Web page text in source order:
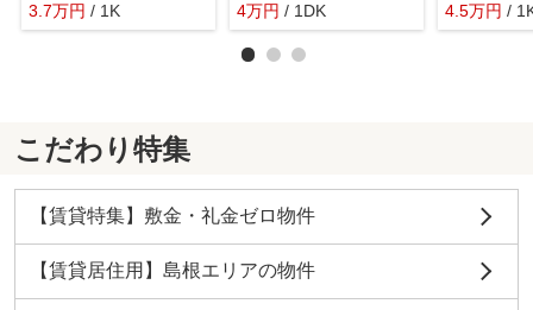
3.7万円 / 1K
4万円 / 1DK
4.5万円 /
こだわり特集
【賃貸特集】敷金・礼金ゼロ物件
【賃貸居住用】島根エリアの物件